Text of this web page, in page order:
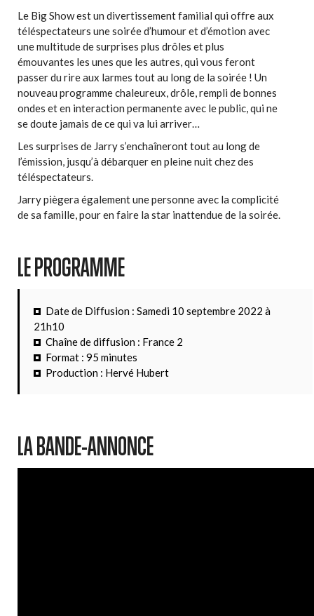
Le Big Show est un divertissement familial qui offre aux
téléspectateurs une soirée d’humour et d’émotion avec
une multitude de surprises plus drôles et plus
émouvantes les unes que les autres, qui vous feront
passer du rire aux larmes tout au long de la soirée ! Un
nouveau programme chaleureux, drôle, rempli de bonnes
ondes et en interaction permanente avec le public, qui ne
se doute jamais de ce qui va lui arriver…
Les surprises de Jarry s’enchaîneront tout au long de
l’émission, jusqu’à débarquer en pleine nuit chez des
téléspectateurs.
Jarry piègera également une personne avec la complicité
de sa famille, pour en faire la star inattendue de la soirée.
LE PROGRAMME
Date de Diffusion : Samedi 10 septembre 2022 à
21h10
Chaîne de diffusion : France 2
Format : 95 minutes
Production : Hervé Hubert
LA BANDE-ANNONCE